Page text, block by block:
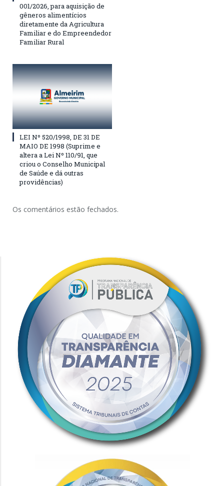
001/2026, para aquisição de
gêneros alimentícios
diretamente da Agricultura
Familiar e do Empreendedor
Familiar Rural
LEI Nº 520/1998, DE 31 DE
MAIO DE 1998 (Suprime e
altera a Lei Nº 110/91, que
criou o Conselho Municipal
de Saúde e dá outras
providências)
Os comentários estão fechados.